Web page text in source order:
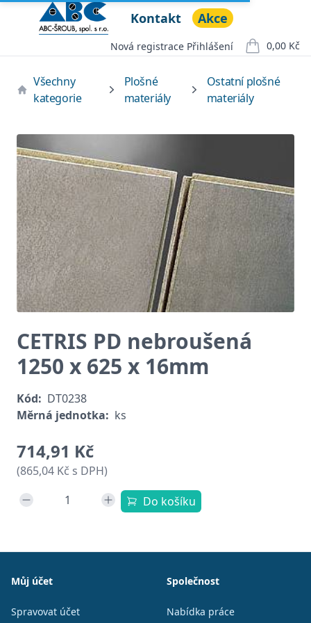
Open menu
ABC ŠROUB, spol. s r.o.Kontakt Akce
Nová registrace Přihlášení 0,00 Kč
položek v
Všechny
kategorie
Plošné
materiály
Ostatní plošné
materiály
CETRIS PD nebroušená
1250 x 625 x 16mm
Kód: DT0238
Měrná jednotka: ks
714,91 Kč
(865,04 Kč s DPH)
Do košíku
Můj účet
Spravovat účet
Společnost
Nabídka práce